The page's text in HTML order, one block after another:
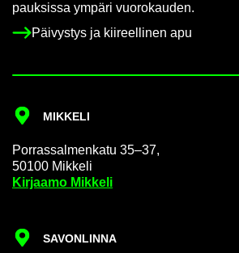
pauk­sis­sa ym­pä­ri vuo­ro­kau­den.
Päi­vys­tys ja kii­reel­li­nen apu
MIK­KE­LI
Por­ras­sal­men­ka­tu 35–37,
50100 Mik­ke­li
Kir­jaa­mo Mik­ke­li
SA­VON­LIN­NA